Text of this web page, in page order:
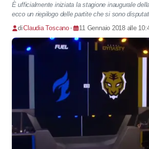
È ufficialmente iniziata la stagione inaugurale
ecco un riepilogo delle partite che si sono
diClaudia Toscano • 11 Gennaio 2018 alle